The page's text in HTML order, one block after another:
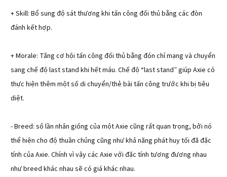
+ Skill: Bổ sung độ sát thương khi tấn công đối thủ bằng các đòn
đánh kết hợp.
+ Morale: Tăng cơ hội tấn công đối thủ bằng đón chí mạng và chuyển
sang chế độ last stand khi hết máu. Chế độ “last stand” giúp Axie có
thực hiện thêm một số di chuyển/thẻ bài tấn công trước khi bị tiêu
diệt.
- Breed: số lần nhân giống của một Axie cũng rất quan trọng, bởi nó
thể hiện cho độ thuần chủng cũng như khả năng phát huy tối đã đặc
tính của Axie. Chính vì vậy các Axie với đặc tính tương đương nhau
như breed khác nhau sẽ có giá khác nhau.